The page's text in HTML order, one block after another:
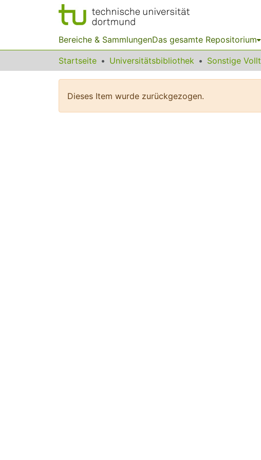
Bereiche & SammlungenDas gesamte Repositorium
Startseite Universitätsbibliothek
Dieses Item wurde zurückgezogen.